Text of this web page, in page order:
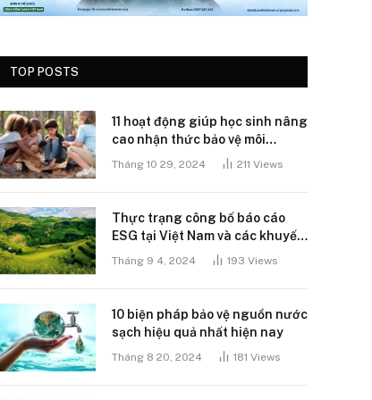
TOP POSTS
11 hoạt động giúp học sinh nâng
cao nhận thức bảo vệ môi
trường
Tháng 10 29, 2024 211 Views
Thực trạng công bố báo cáo
ESG tại Việt Nam và các khuyến
nghị
Tháng 9 4, 2024 193 Views
10 biện pháp bảo vệ nguồn nước
sạch hiệu quả nhất hiện nay
Tháng 8 20, 2024 181 Views